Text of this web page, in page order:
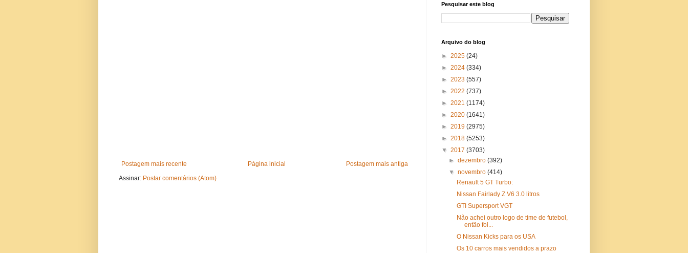
Postagem mais recente Postagem mais antiga
Página inicial
Assinar: Postar comentários (Atom)
Pesquisar este blog
Arquivo do blog
► 2025 (24)
► 2024 (334)
► 2023 (557)
► 2022 (737)
► 2021 (1174)
► 2020 (1641)
► 2019 (2975)
► 2018 (5253)
▼ 2017 (3703)
►dezembro(392)
▼novembro(414)
Renault 5 GT Turbo:
Nissan Fairlady Z V6 3.0 litros
GTI Supersport VGT
Não achei outro logo de time de futebol,
então foi...
O Nissan Kicks para os USA
Os 10 carros mais vendidos a prazo